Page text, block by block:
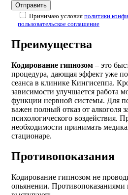
Принимаю условия политики
пользовательское соглашение
Преимущества
Кодирование гипнозом – это
процедура, дающая эффект уже
сеанса в клинике Кингисеппа.
зависимости улучшается работа
функции нервной системы. Для
важен полный отказ от алкоголя
психологического воздействия.
необходимости принимать
стационаре.
Противопоказания
Кодирование гипнозом не
опьянении. Противопоказаниями